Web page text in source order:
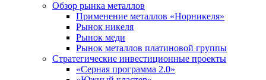
Обзор рынка металлов
Применение металлов «Норникеля»
Рынок никеля
Рынок меди
Рынок металлов платиновой группы
Стратегические инвестиционные проекты
«Серная программа 2.0»